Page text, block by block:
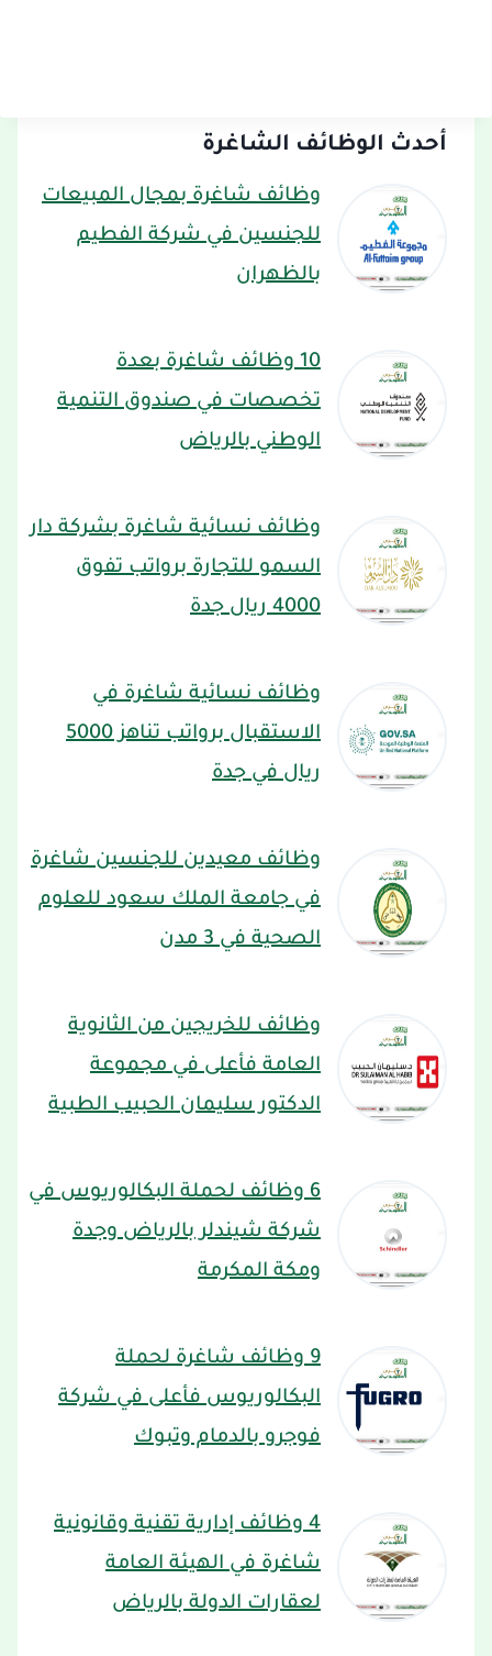
أحدث الوظائف الشاغرة
وظائف شاغرة بمجال المبيعات
للجنسين في شركة الفطيم
بالظهران
10 وظائف شاغرة بعدة
تخصصات في صندوق التنمية
الوطني بالرياض
وظائف نسائية شاغرة بشركة دار
السمو للتجارة برواتب تفوق
4000 ريال جدة
وظائف نسائية شاغرة في
الاستقبال برواتب تناهز 5000
ريال في جدة
وظائف معيدين للجنسين شاغرة
في جامعة الملك سعود للعلوم
الصحية في 3 مدن
وظائف للخريجين من الثانوية
العامة فأعلى في مجموعة
الدكتور سليمان الحبيب الطبية
6 وظائف لحملة البكالوريوس في
شركة شيندلر بالرياض وجدة
ومكة المكرمة
9 وظائف شاغرة لحملة
البكالوريوس فأعلى في شركة
فوجرو بالدمام وتبوك
4 وظائف إدارية تقنية وقانونية
شاغرة في الهيئة العامة
لعقارات الدولة بالرياض